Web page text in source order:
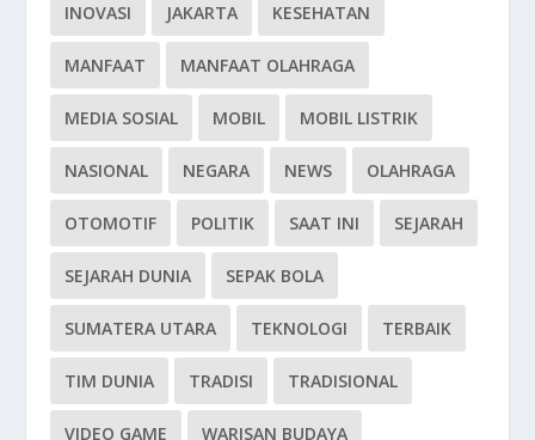
INOVASI JAKARTA KESEHATAN
MANFAAT MANFAAT OLAHRAGA
MEDIA SOSIAL MOBIL MOBIL LISTRIK
NASIONAL NEGARA NEWS OLAHRAGA
OTOMOTIF POLITIK SAAT INI SEJARAH
SEJARAH DUNIA SEPAK BOLA
SUMATERA UTARA TEKNOLOGI TERBAIK
TIM DUNIA TRADISI TRADISIONAL
VIDEO GAME WARISAN BUDAYA